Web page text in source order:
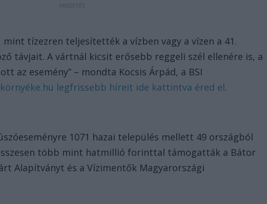
mint tízezren teljesítették a vízben vagy a vízen a 41.
távjait. A vártnál kicsit erősebb reggeli szél ellenére is, a
az esemény” – mondta Kocsis Árpád, a BSI
legfrissebb híreit ide kattintva éred el.
1071 hazai település mellett 49 országból
több mint hatmillió forinttal támogatták a Bátor
Alapítványt és a Vízimentők Magyarországi